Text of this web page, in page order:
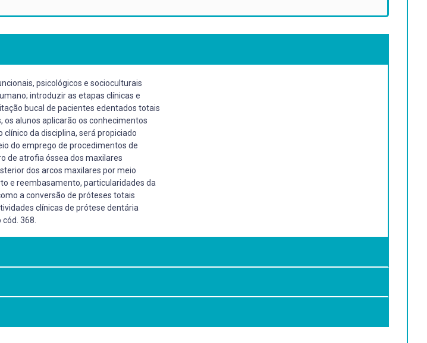
psicológicos e socioculturais
introduzir as etapas clínicas e
bucal de pacientes edentados totais
alunos aplicarão os conhecimentos
da disciplina, será propiciado
do emprego de procedimentos de
de atrofia óssea dos maxilares
dos arcos maxilares por meio
e reembasamento, particularidades da
a conversão de próteses totais
clínicas de prótese dentária
368.
o diagnóstico, planejamento,
uso e necessidade de próteses